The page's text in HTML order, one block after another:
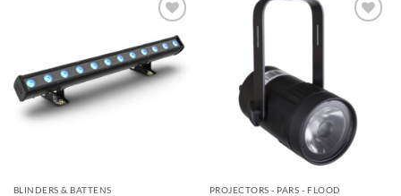
Toevoegen
aan
verlanglijst
BLINDERS & BATTENS PROJECTORS - PARS - FLOOD